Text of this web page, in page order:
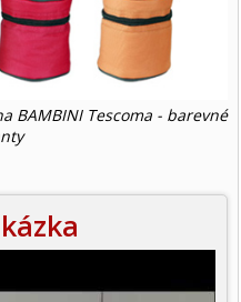
BAMBINI Tescoma - barevné